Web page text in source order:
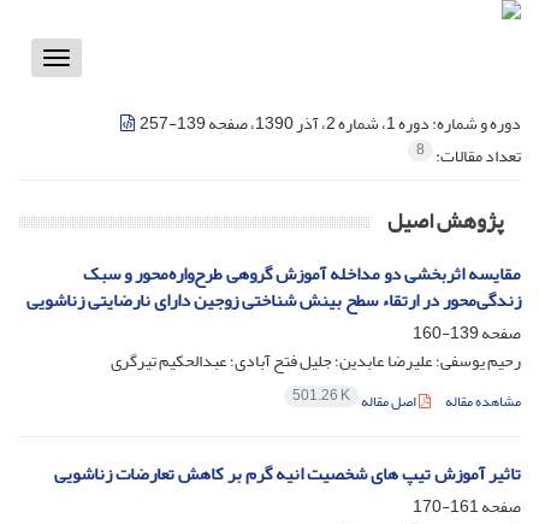
Toggle
دوره و شماره:دوره 1، شماره 2، آذر 1390، صفحه 139-257
تعداد مقالات: 8
پژوهش اصیل
مقایسه اثربخشی دو مداخله آموزش گروهی طرح‌واره‌محور و سبک
زندگی‌محور در ارتقاء سطح بینش شناختی زوجین دارای نارضایتی زناشویی
صفحه139-160
رحیم یوسفی؛ علیرضا عابدین؛ جلیل فتح آبادی؛ عبدالحکیم تیرگری
مشاهده مقاله اصل مقاله 501.26 K
تاثیر آموزش تیپ های شخصیت انیه گرم بر کاهش تعارضات زناشویی
صفحه161-170